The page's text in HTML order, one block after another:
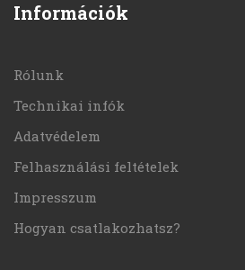
Információk
Rólunk
Technikai infók
Adatvédelem
Felhasználási feltételek
Impresszum
Hogyan csatlakozhatsz?